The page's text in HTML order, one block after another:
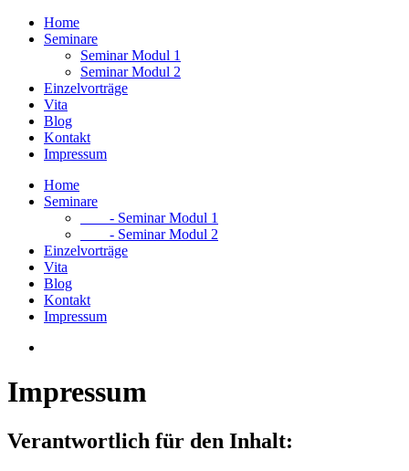
Home
Seminare
Seminar Modul 1
Seminar Modul 2
Einzelvorträge
Vita
Blog
Kontakt
Impressum
Home
Seminare
- Seminar Modul 1
- Seminar Modul 2
Einzelvorträge
Vita
Blog
Kontakt
Impressum
Impressum
Verantwortlich für den Inhalt: